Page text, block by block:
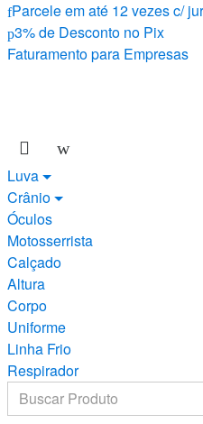
Parcele em até 12 vezes c/
3% de Desconto no Pix
Faturamento para Empresas
Luva
Crânio
Óculos
Motosserrista
Calçado
Altura
Corpo
Uniforme
Linha Frio
Respirador
Search
for: